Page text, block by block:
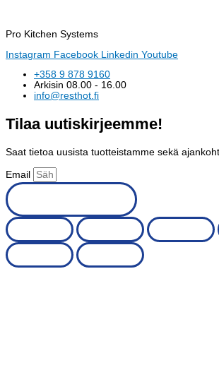
Pro Kitchen Systems
Instagram Facebook Linkedin Youtube
+358 9 878 9160
Arkisin 08.00 - 16.00
info@resthot.fi
Tilaa uutiskirjeemme!
Saat tietoa uusista tuotteistamme sekä
Email